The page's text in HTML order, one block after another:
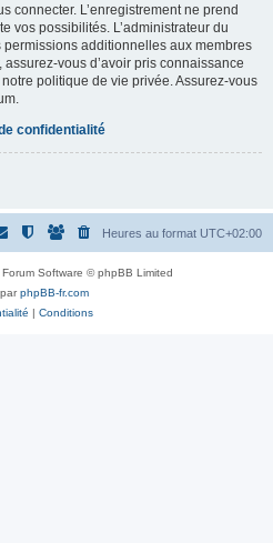
connecter. L’enregistrement ne prend
vos possibilités. L’administrateur du
additionnelles aux membres
vous d’avoir pris connaissance
politique de vie privée. Assurez-vous
confidentialité
Heures au format UTC+02:00
Software © phpBB Limited
phpBB-fr.com
| Conditions